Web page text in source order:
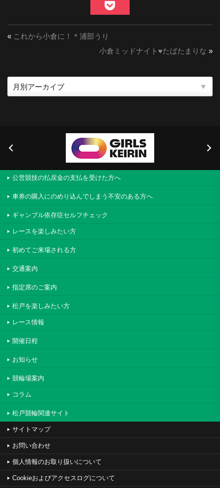
« これから小倉に！＊浦部うり
小倉ミッドナイト♥︎たばたまりな »
公営競技の払戻金の支払を受けた方へ
車券の購入にのめり込んでしまう不安のある方へ
ギャンブル依存症セルフチェック
レースを楽しみたい方
初めてご来場される方
交通案内
指定席のご案内
松戸を楽しみたい方
レース情報
開催日程
お知らせ
競輪場案内
コラム
松戸競輪関連サイト
サイトマップ
お問い合わせ
個人情報のお取り扱いについて
Cookieおよびアクセスログについて